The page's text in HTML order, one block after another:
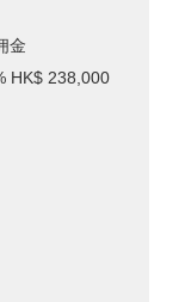
金
HK$ 238,000